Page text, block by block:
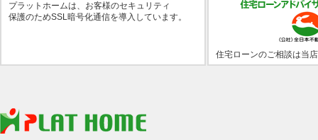
プラットホームは、お客様のセキュリティ
保護のためSSL暗号化通信を導入しています。
住宅ローンのご相談は当